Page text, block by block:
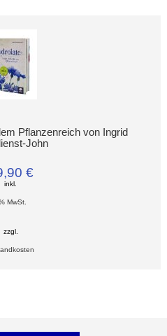
Pflanzenreich von Ingrid
John
€
inkl.
MwSt.
zzgl.